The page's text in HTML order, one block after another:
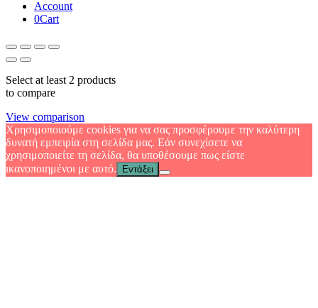
Account
0Cart
Select at least 2 products
to compare
View comparison
Χρησιμοποιούμε cookies για να σας προσφέρουμε την καλύτερη
δυνατή εμπειρία στη σελίδα μας. Εάν συνεχίσετε να
χρησιμοποιείτε τη σελίδα, θα υποθέσουμε πως είστε
ικανοποιημένοι με αυτό.
Εντάξει